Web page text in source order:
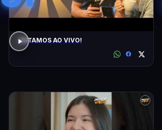
ESTAMOS AO VIVO!